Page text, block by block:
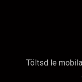
Töltsd le